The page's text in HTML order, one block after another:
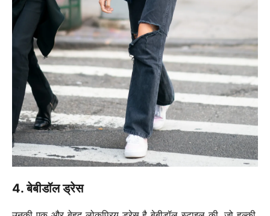
4. बेबीडॉल ड्रेस